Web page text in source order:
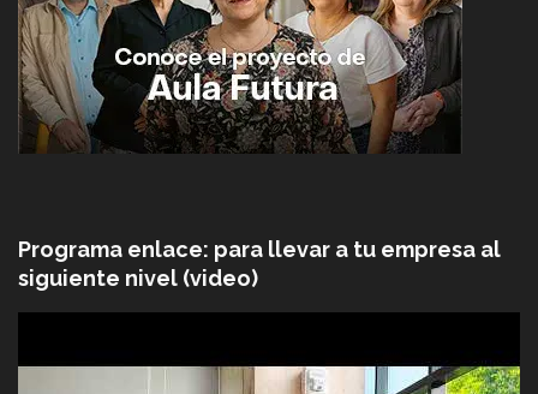
Programa enlace: para llevar a tu empresa al
siguiente nivel (video)